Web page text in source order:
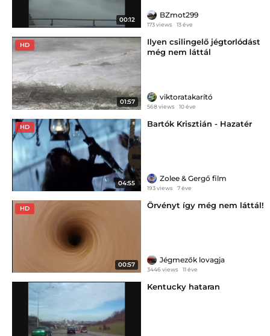
00:12
BZmot299
173 views 13 éve
HD
01:57
Ilyen csilingelő jégtorlódást
még nem láttál
viktoratakarító
568 views 10 éve
HD
04:55
Bartók Krisztián - Hazatér
Zolee & Gergő film
193 views 7 éve
HD
00:57
Örvényt így még nem láttál!
Jégmezők lovagja
3446 views 11 éve
Kentucky hataran